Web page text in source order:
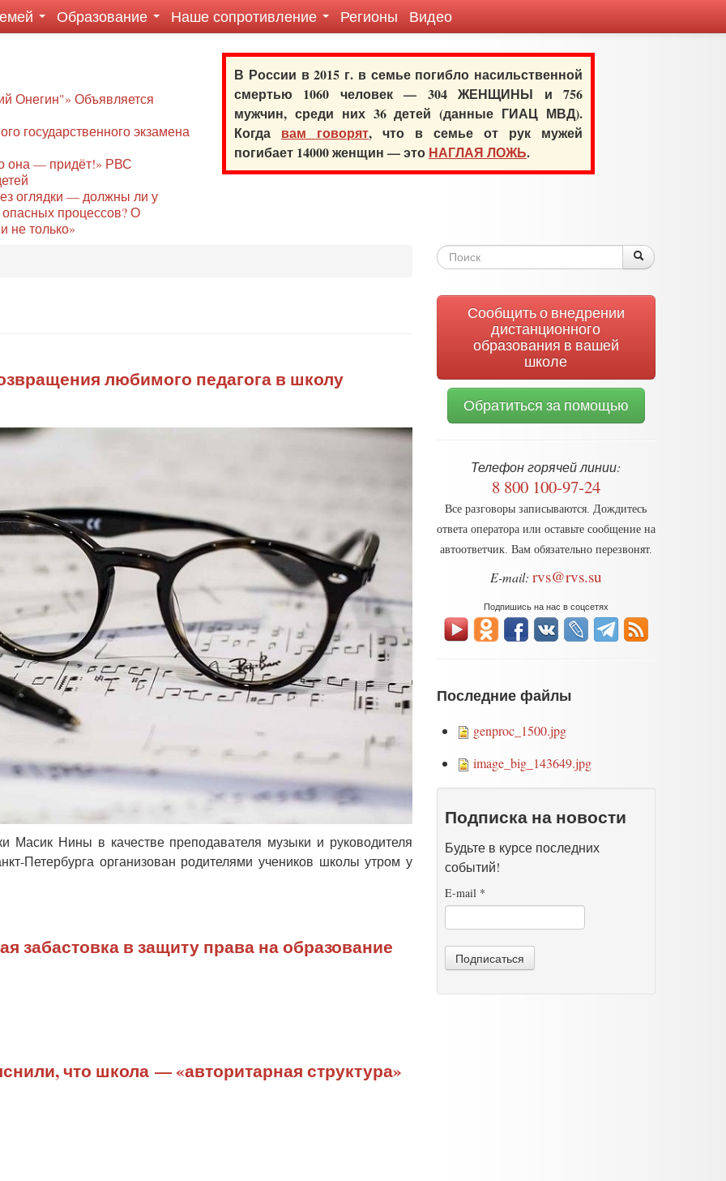
Образование Наше сопротивление Регионы Видео
Онегин"» Объявляется
государственного экзамена
она — придёт!» РВС
оглядки — должны ли у
процессов? О
не только»
В России в 2015 г. в семье погибло насильственной
смертью 1060 человек — 304 ЖЕНЩИНЫ и 756
мужчин, среди них 36 детей (данные ГИАЦ МВД).
Когда вам говорят, что в семье от рук мужей
погибает 14000 женщин — это НАГЛАЯ ЛОЖЬ.
любимого педагога в школу
Масик Нины в качестве преподавателя музыки и руководителя
Петербурга организован родителями учеников школы утром у
забастовка в защиту права на образование
что школа — «авторитарная структура»
Форма
Поиск
Сообщить о внедрении
дистанционного
образования в вашей
школе
Обратиться за помощью
Телефон горячей линии:
8 800 100-97-24
Все разговоры записываются. Дождитесь
ответа оператора или оставьте сообщение на
автоответчик. Вам обязательно перезвонят.
E-mail: rvs@rvs.su
Подпишись на нас в соцсетях
Последние файлы
genproc_1500.jpg
image_big_143649.jpg
Подписка на новости
Будьте в курсе последних
событий!
E-mail *
Подписаться